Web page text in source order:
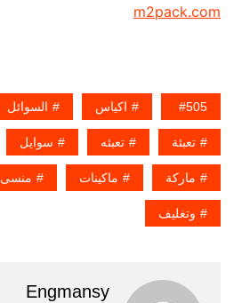
m2pack.com
505 اكياس السوائل
تعبئة تعبئه سوايل
ماركة ماكينات منسى
وتغليف
Engmansy